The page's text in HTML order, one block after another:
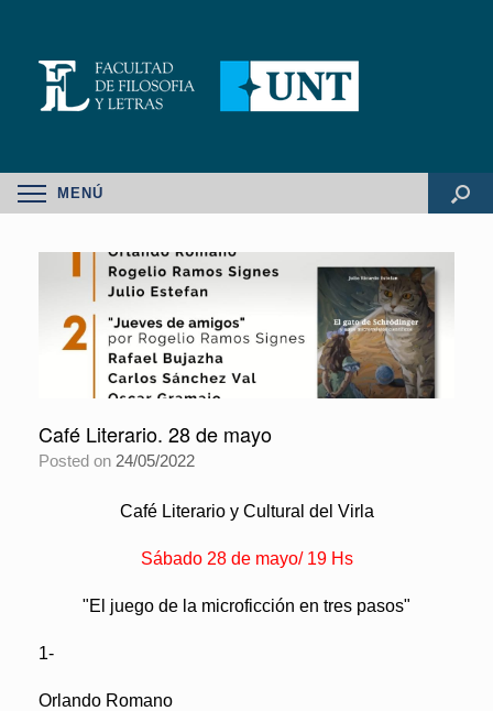
MENÚ
Café Literario. 28 de mayo
Posted on 24/05/2022
Café Literario y Cultural del Virla
Sábado 28 de mayo/ 19 Hs
"El juego de la microficción en tres pasos"
1-
Orlando Romano